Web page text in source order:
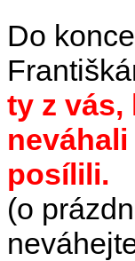
Do
ty z vás,
posílili.
(o